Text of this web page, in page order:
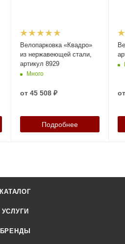
Велопарковка «Квадро»
из нержавеющей стали,
артикул 8929
Много
от 45 508 ₽
Подробнее
КАТАЛОГ
УСЛУГИ
БРЕНДЫ